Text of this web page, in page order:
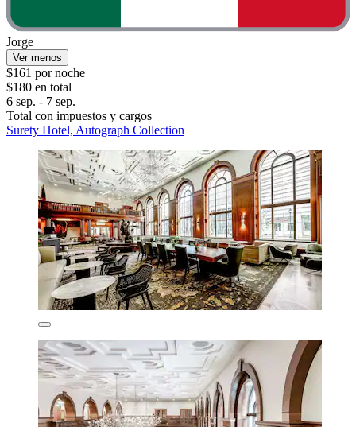
Jorge
Ver menos
$161 por noche
$180 en total
6 sep. - 7 sep.
Total con impuestos y cargos
Surety Hotel, Autograph Collection